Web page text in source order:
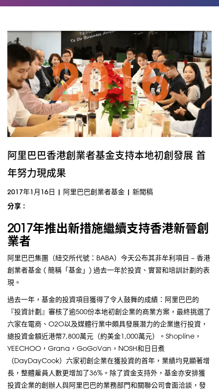
阿里巴巴香港創業者基金支持本地初創發展 首
年努力現成果
2017年1月16日 | 阿里巴巴創業者基金 | 新聞稿
分享 :
2017年推出新措施繼續支持香港新晉創
業者
阿里巴巴集團（紐交所代號：BABA）今天公布其非牟利項目 – 香港
創業者基金 ( 簡稱「基金」) 過去一年於投資、實習和培訓計劃的表
現。
過去一年，基金的投資項目獲得了令人鼓舞的成績：阿里巴巴的
『投資計劃』審核了逾500份本地初創企業的商業方案，最終挑選了
六家在電商、O2O以及媒體行業中頗具發展潛力的企業進行投資，
總投資金額近港幣7,800萬元（約美金1,000萬元）。Shopline，
YEECHOO，Grana，GoGoVan，NOSH和日日煮
（DayDayCook）六家初創企業在獲投資的首年，業績均見顯著增
長，整體雇員人數更增加了36%。除了資金支持外，基金亦安排獲
投資企業的創辦人與阿里巴巴的業務部門和關聯公司會面洽談，發